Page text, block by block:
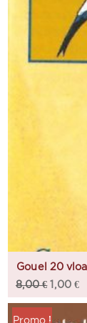
Gouel 20
8,00€ 1,00 €
Promo !